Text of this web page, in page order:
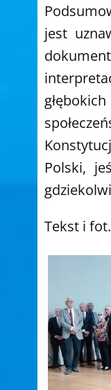
jest
Polski,
Tekst i